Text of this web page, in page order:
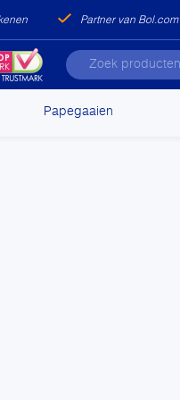
Partner van Bol.com
Papegaaien